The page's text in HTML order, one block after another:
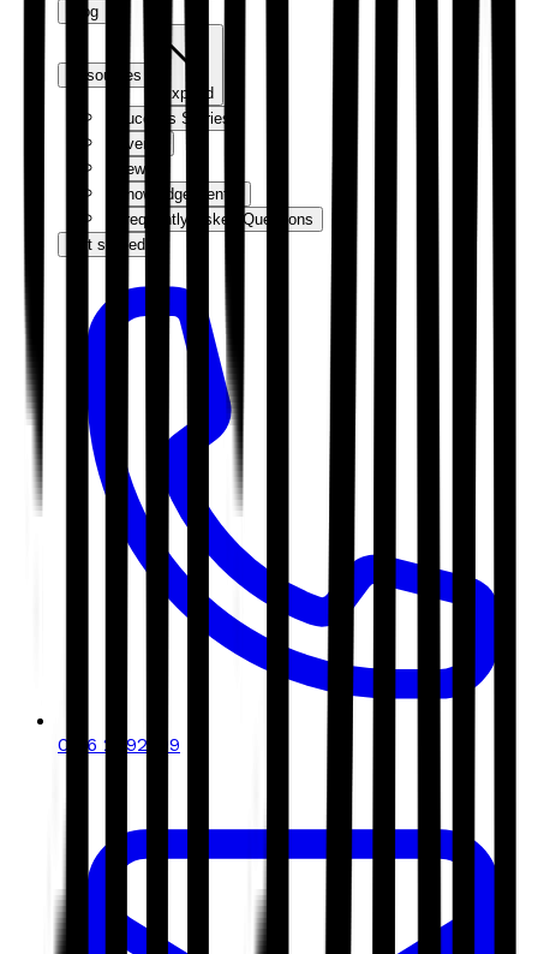
Blog
Resources
Expand
Success Stories
Events
News
Knowledge Centre
Frequently Asked Questions
Get started
0116 2792299